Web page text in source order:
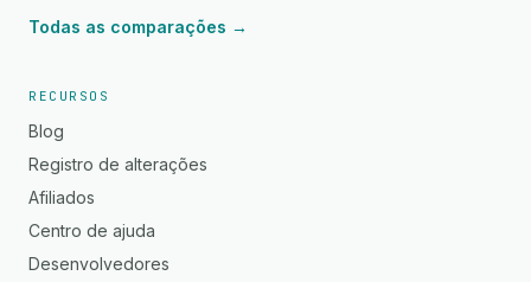
Todas as comparações →
RECURSOS
Blog
Registro de alterações
Afiliados
Centro de ajuda
Desenvolvedores